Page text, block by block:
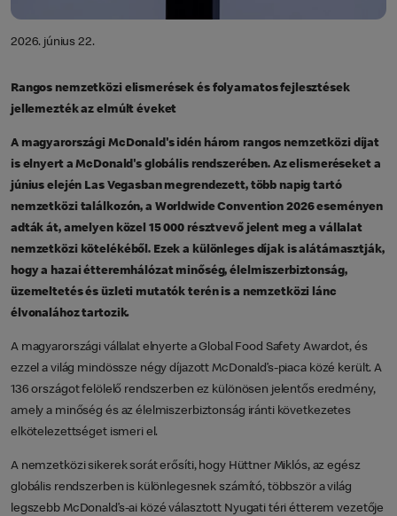
2026. június 22.
Rangos nemzetközi elismerések és folyamatos fejlesztések
jellemezték az elmúlt éveket
A magyarországi McDonald's idén három rangos nemzetközi díjat
is elnyert a McDonald's globális rendszerében. Az elismeréseket a
június elején Las Vegasban megrendezett, több napig tartó
nemzetközi találkozón, a Worldwide Convention 2026 eseményen
adták át, amelyen közel 15 000 résztvevő jelent meg a vállalat
nemzetközi kötelékéből. Ezek a különleges díjak is alátámasztják,
hogy a hazai étteremhálózat minőség, élelmiszerbiztonság,
üzemeltetés és üzleti mutatók terén is a nemzetközi lánc
élvonalához tartozik.
A magyarországi vállalat elnyerte a Global Food Safety Awardot, és
ezzel a világ mindössze négy díjazott McDonald’s-piaca közé került. A
136 országot felölelő rendszerben ez különösen jelentős eredmény,
amely a minőség és az élelmiszerbiztonság iránti következetes
elkötelezettséget ismeri el.
A nemzetközi sikerek sorát erősíti, hogy Hüttner Miklós, az egész
globális rendszerben is különlegesnek számító, többször a világ
legszebb McDonald’s-ai közé választott Nyugati téri étterem vezetője